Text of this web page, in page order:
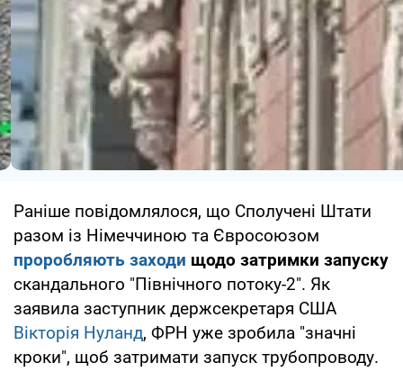
Раніше повідомлялося, що Сполучені Штати
разом із Німеччиною та Євросоюзом
проробляють заходи щодо затримки запуску
скандального "Північного потоку-2". Як
заявила заступник держсекретаря США
Вікторія Нуланд, ФРН уже зробила "значні
кроки", щоб затримати запуск трубопроводу.